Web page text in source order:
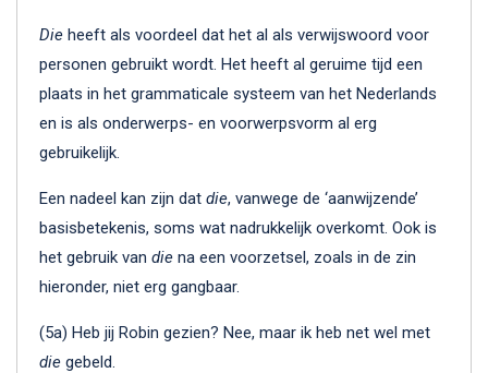
Die heeft als voordeel dat het al als verwijswoord voor
personen gebruikt wordt. Het heeft al geruime tijd een
plaats in het grammaticale systeem van het Nederlands
en is als onderwerps- en voorwerpsvorm al erg
gebruikelijk.
Een nadeel kan zijn dat die, vanwege de ‘aanwijzende’
basisbetekenis, soms wat nadrukkelijk overkomt. Ook is
het gebruik van die na een voorzetsel, zoals in de zin
hieronder, niet erg gangbaar.
(5a) Heb jij Robin gezien? Nee, maar ik heb net wel met
die gebeld.